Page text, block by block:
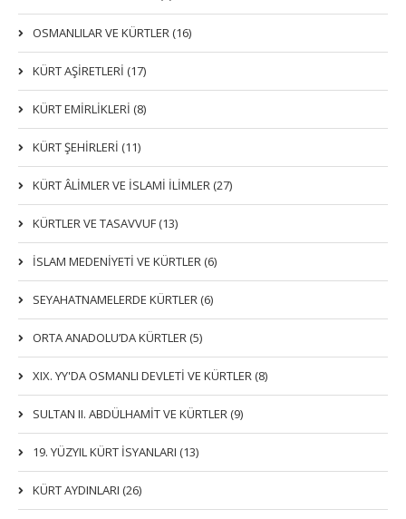
OSMANLILAR VE KÜRTLER (16)
KÜRT AŞİRETLERİ (17)
KÜRT EMİRLİKLERİ (8)
KÜRT ŞEHİRLERİ (11)
KÜRT ÂLİMLER VE İSLAMİ İLİMLER (27)
KÜRTLER VE TASAVVUF (13)
İSLAM MEDENİYETİ VE KÜRTLER (6)
SEYAHATNAMELERDE KÜRTLER (6)
ORTA ANADOLU’DA KÜRTLER (5)
XIX. YY'DA OSMANLI DEVLETI VE KÜRTLER (8)
SULTAN II. ABDÜLHAMİT VE KÜRTLER (9)
19. YÜZYIL KÜRT İSYANLARI (13)
KÜRT AYDINLARI (26)